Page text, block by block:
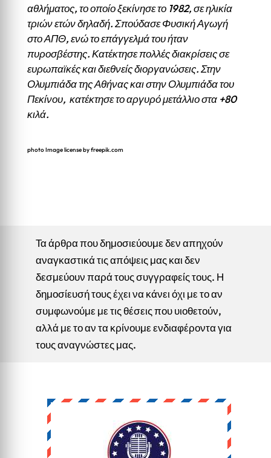
αθλήματος, το οποίο ξεκίνησε το 1982, σε ηλικία
τριών ετών δηλαδή. Σπούδασε Φυσική Αγωγή
στο ΑΠΘ, ενώ το επάγγελμά του ήταν
πυροσβέστης. Κατέκτησε πολλές διακρίσεις σε
ευρωπαϊκές και διεθνείς διοργανώσεις. Στην
Ολυμπιάδα της Αθήνας και στην Ολυμπιάδα του
Πεκίνου, κατέκτησε το αργυρό μετάλλιο στα +80
κιλά.
photo Image license by freepik.com
Τα άρθρα που δημοσιεύουμε δεν απηχούν
αναγκαστικά τις απόψεις μας και δεν
δεσμεύουν παρά τους συγγραφείς τους. Η
δημοσίευσή τους έχει να κάνει όχι με το αν
συμφωνούμε με τις θέσεις που υιοθετούν,
αλλά με το αν τα κρίνουμε ενδιαφέροντα για
τους αναγνώστες μας.